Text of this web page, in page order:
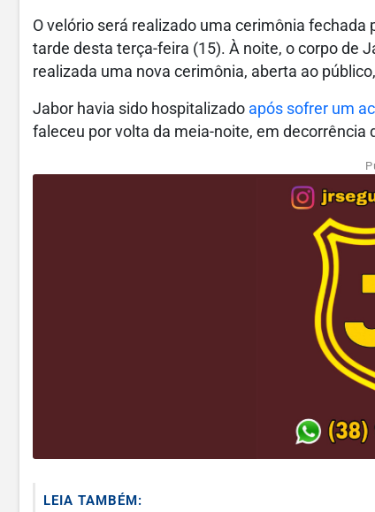
O velório será realizado uma cerimônia
tarde desta terça-feira (15). À noite, o corpo de
realizada uma nova cerimônia, aberta ao
Jabor havia sido hospitalizado após sofrer um
faleceu por volta da meia-noite, em decorrência
LEIA TAMBÉM: